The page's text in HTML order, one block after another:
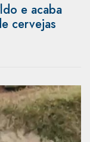
e acaba
cervejas